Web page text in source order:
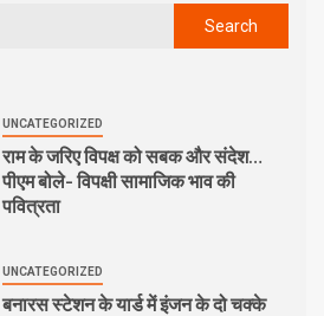
UNCATEGORIZED
राम के जरिए विपक्ष को सबक और संदेश…
पीएम बोले- विपक्षी सामाजिक भाव की
पवित्रता
UNCATEGORIZED
बनारस स्टेशन के यार्ड में इंजन के दो चक्के